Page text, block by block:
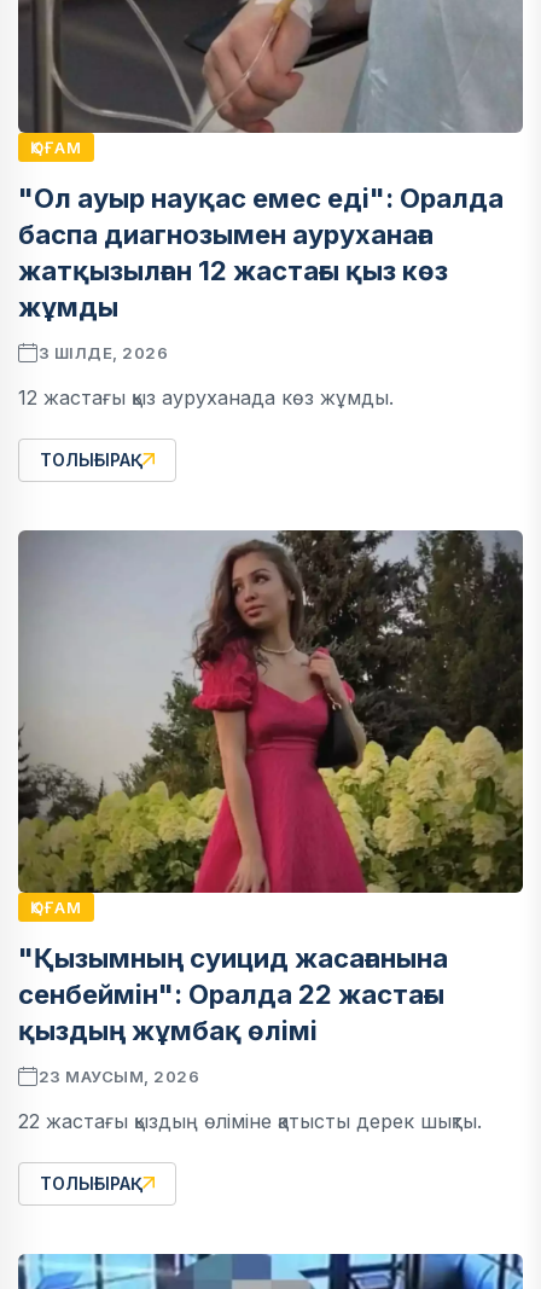
ҚОҒАМ
"Ол ауыр науқас емес еді": Оралда
баспа диагнозымен ауруханаға
жатқызылған 12 жастағы қыз көз
жұмды
3 ШІЛДЕ, 2026
12 жастағы қыз ауруханада көз жұмды.
ТОЛЫҒЫРАҚ
ҚОҒАМ
"Қызымның суицид жасағанына
сенбеймін": Оралда 22 жастағы
қыздың жұмбақ өлімі
23 МАУСЫМ, 2026
22 жастағы қыздың өліміне қатысты дерек шықты.
ТОЛЫҒЫРАҚ